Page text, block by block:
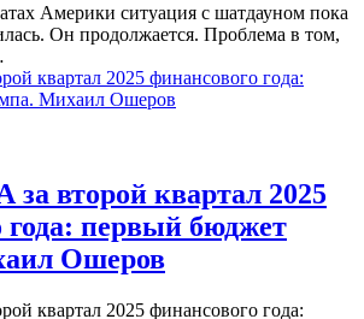
Америки ситуация с шатдауном пока
Он продолжается. Проблема в том,
квартал 2025 финансового года:
Михаил Ошеров
второй квартал 2025
года: первый бюджет
Ошеров
квартал 2025 финансового года: